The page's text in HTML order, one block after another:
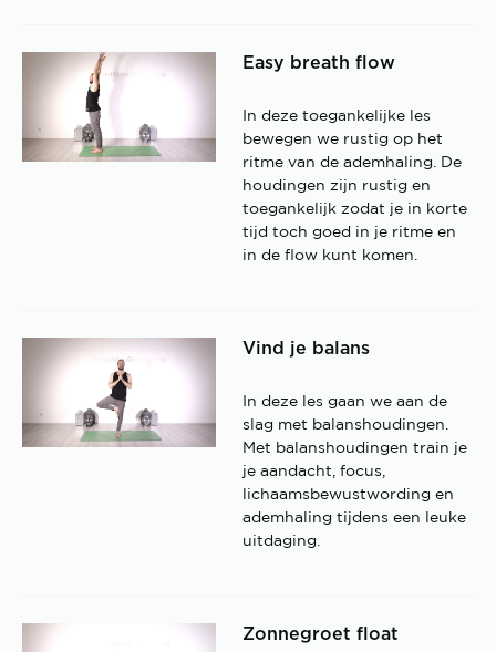
Easy breath flow
In deze toegankelijke les
bewegen we rustig op het
ritme van de ademhaling. De
houdingen zijn rustig en
toegankelijk zodat je in korte
tijd toch goed in je ritme en
in de flow kunt komen.
Vind je balans
In deze les gaan we aan de
slag met balanshoudingen.
Met balanshoudingen train je
je aandacht, focus,
lichaamsbewustwording en
ademhaling tijdens een leuke
uitdaging.
Zonnegroet float